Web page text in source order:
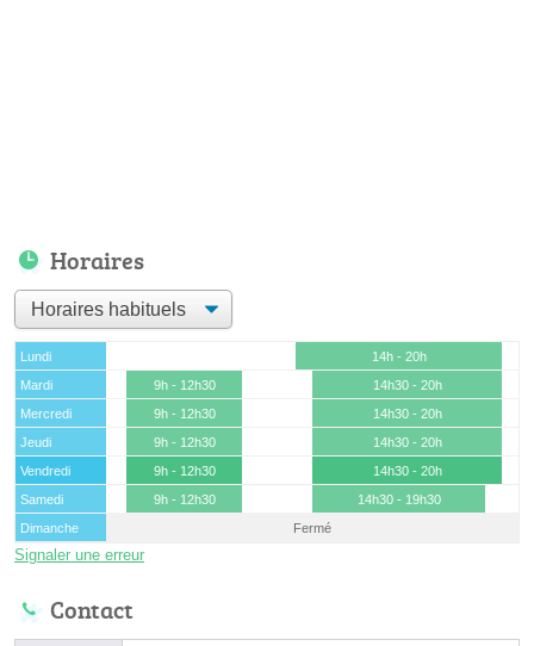
Horaires
Lundi
14h - 20h
Mardi
9h - 12h30
14h30 - 20h
Mercredi
9h - 12h30
14h30 - 20h
Jeudi
9h - 12h30
14h30 - 20h
Vendredi
9h - 12h30
14h30 - 20h
Samedi
9h - 12h30
14h30 - 19h30
Dimanche
Fermé
Signaler une erreur
Contact